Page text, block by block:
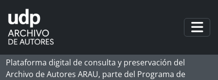
Skip to main content
Plataforma digital de consulta y preservación del
Archivo de Autores ARAU, parte del Programa de